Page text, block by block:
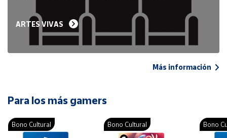
ARTES VIVAS
Más información
Para los más gamers
Bono Cultural Bono Cultural Bono